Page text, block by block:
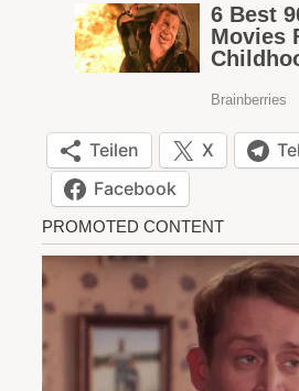
Teilen X
Facebook